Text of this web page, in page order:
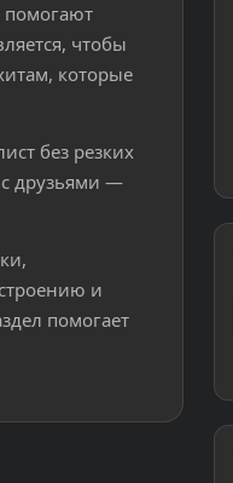
помогают
чтобы
которые
без резких
друзьями —
и
помогает